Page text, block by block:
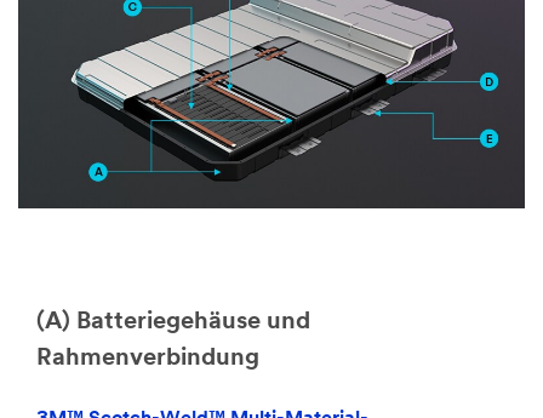
(A) Batteriegehäuse und
Rahmenverbindung